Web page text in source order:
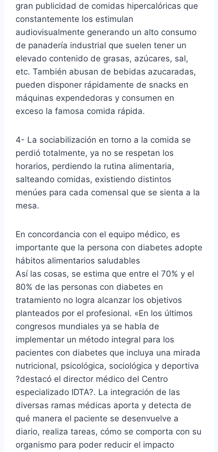
gran publicidad de comidas hipercalóricas que
constantemente los estimulan
audiovisualmente generando un alto consumo
de panadería industrial que suelen tener un
elevado contenido de grasas, azúcares, sal,
etc. También abusan de bebidas azucaradas,
pueden disponer rápidamente de snacks en
máquinas expendedoras y consumen en
exceso la famosa comida rápida.
4- La sociabilización en torno a la comida se
perdió totalmente, ya no se respetan los
horarios, perdiendo la rutina alimentaria,
salteando comidas, existiendo distintos
menúes para cada comensal que se sienta a la
mesa.
En concordancia con el equipo médico, es
importante que la persona con diabetes adopte
hábitos alimentarios saludables
Así las cosas, se estima que entre el 70% y el
80% de las personas con diabetes en
tratamiento no logra alcanzar los objetivos
planteados por el profesional. «En los últimos
congresos mundiales ya se habla de
implementar un método integral para los
pacientes con diabetes que incluya una mirada
nutricional, psicológica, sociológica y deportiva
?destacó el director médico del Centro
especializado IDTA?. La integración de las
diversas ramas médicas aporta y detecta de
qué manera el paciente se desenvuelve a
diario, realiza tareas, cómo se comporta con su
organismo para poder reducir el impacto